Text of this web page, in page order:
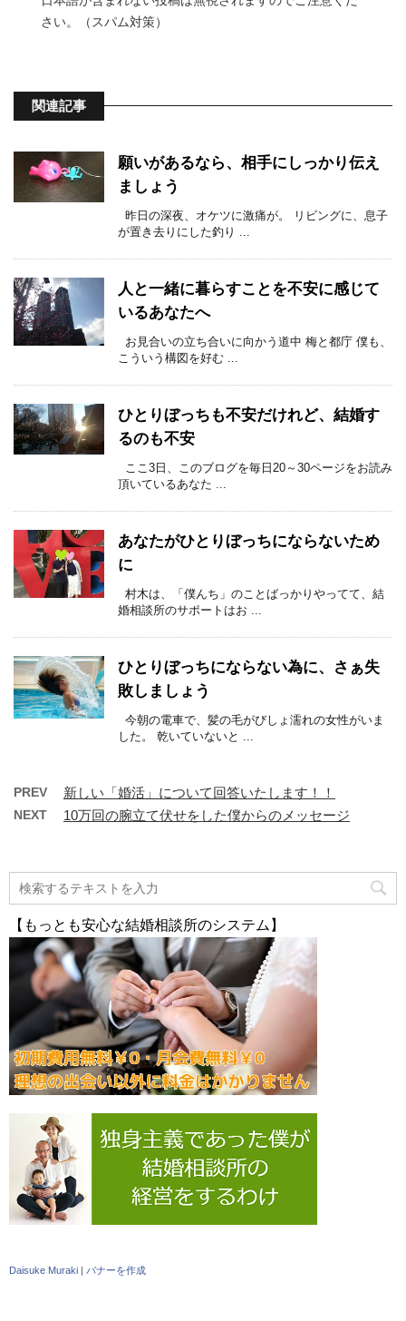
さい。（スパム対策）
関連記事
願いがあるなら、相手にしっかり伝え
ましょう
昨日の深夜、オケツに激痛が。 リビングに、息子
が置き去りにした釣り ...
人と一緒に暮らすことを不安に感じて
いるあなたへ
お見合いの立ち合いに向かう道中 梅と都庁 僕も、
こういう構図を好む ...
ひとりぼっちも不安だけれど、結婚す
るのも不安
ここ3日、このブログを毎日20～30ページをお読み
頂いているあなた ...
あなたがひとりぼっちにならないため
に
村木は、「僕んち」のことばっかりやってて、結
婚相談所のサポートはお ...
ひとりぼっちにならない為に、さぁ失
敗しましょう
今朝の電車で、髪の毛がびしょ濡れの女性がいま
した。 乾いていないと ...
PREV 新しい「婚活」について回答いたします！！
NEXT 10万回の腕立て伏せをした僕からのメッセージ
【もっとも安心な結婚相談所のシステム】
Daisuke Muraki | バナーを作成